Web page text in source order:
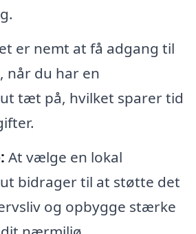
er nemt at få adgang til
når du har en
tæt på, hvilket sparer tid
At vælge en lokal
bidrager til at støtte det
og opbygge stærke